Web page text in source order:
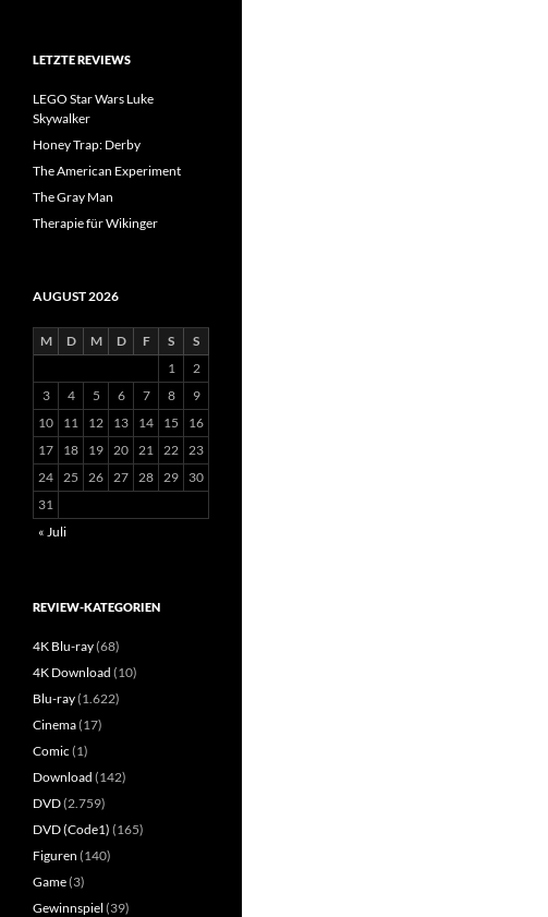
LETZTE REVIEWS
LEGO Star Wars Luke
Skywalker
Honey Trap: Derby
The American Experiment
The Gray Man
Therapie für Wikinger
AUGUST 2026
M D M D F S
S
1
2
3
4 5 6 7 8
9
10
11 12 13 14 15
16
17
18 19 20 21 22 23
24 25 26 27 28 29
30
31
« Juli
REVIEW-KATEGORIEN
4K Blu-ray(68)
4K Download (10)
Blu-ray(1.622)
Cinema(17)
Comic (1)
Download (142)
DVD(2.759)
DVD (Code1) (165)
Figuren (140)
Game(3)
Gewinnspiel (39)